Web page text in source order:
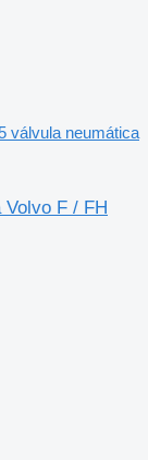
válvula neumática
F / FH